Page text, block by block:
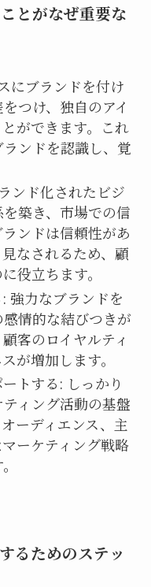
とがなぜ重要な
にブランドを付け
つけ、独自のアイ
ができます。これ
ンドを認識し、覚
ンド化されたビジ
築き、市場での信
ンドは信頼性があ
なされるため、顧
役立ちます。
強力なブランドを
情的な結びつきが
客のロイヤルティ
が増加します。
トする: しっかり
ィング活動の基盤
ーディエンス、主
ーケティング戦略
るためのステッ